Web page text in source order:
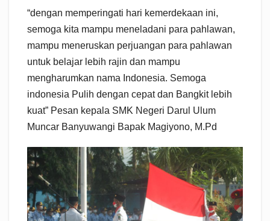
“dengan memperingati hari kemerdekaan ini,
semoga kita mampu meneladani para pahlawan,
mampu meneruskan perjuangan para pahlawan
untuk belajar lebih rajin dan mampu
mengharumkan nama Indonesia. Semoga
indonesia Pulih dengan cepat dan Bangkit lebih
kuat” Pesan kepala SMK Negeri Darul Ulum
Muncar Banyuwangi Bapak Magiyono, M.Pd